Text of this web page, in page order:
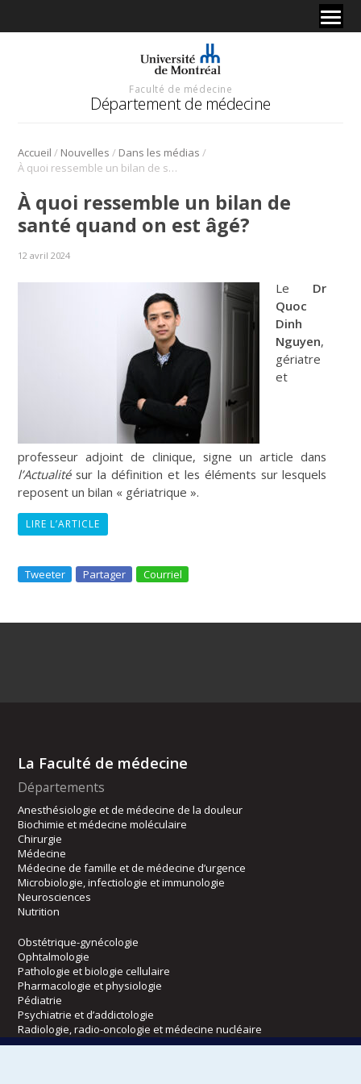
Faculté de médecine
Département de médecine
Accueil / Nouvelles / Dans les médias /
À quoi ressemble un bilan de santé quand on est âgé?
À quoi ressemble un bilan de
santé quand on est âgé?
12 avril 2024
Le Dr
Quoc
Dinh
Nguyen,
gériatre
et
professeur adjoint de clinique, signe un article dans
l’Actualitésur la définition et les éléments sur lesquels
reposent un bilan « gériatrique ».
LIRE L’ARTICLE
Tweeter Partager Courriel
La Faculté de médecine
Départements
Anesthésiologie et de médecine de la douleur
Biochimie et médecine moléculaire
Chirurgie
Médecine
Médecine de famille et de médecine d’urgence
Microbiologie, infectiologie et immunologie
Neurosciences
Nutrition
Obstétrique-gynécologie
Ophtalmologie
Pathologie et biologie cellulaire
Pharmacologie et physiologie
Pédiatrie
Psychiatrie et d’addictologie
Radiologie, radio-oncologie et médecine nucléaire